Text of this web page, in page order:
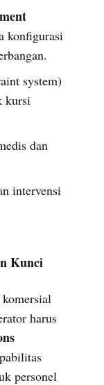
konfigurasi
system)
kursi
dan
intervensi
Kunci
harus
personel